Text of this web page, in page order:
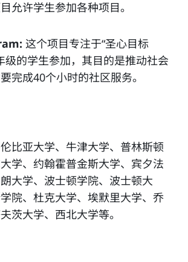
允许学生参加各种项目。
这个项目专注于“圣心目标
级的学生参加，其目的是推动社会
完成40个小时的社区服务。
比亚大学、牛津大学、普林斯顿
学、约翰霍普金斯大学、宾夕法
大学、波士顿学院、波士顿大
院、杜克大学、埃默里大学、乔
茨大学、西北大学等。